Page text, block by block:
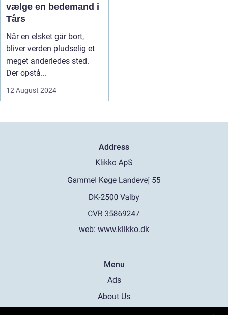
vælge en bedemand i
Tårs
Når en elsket går bort,
bliver verden pludselig et
meget anderledes sted.
Der opstå...
12 August 2024
Address
web: www.klikko.dk
Menu
Ads
About Us